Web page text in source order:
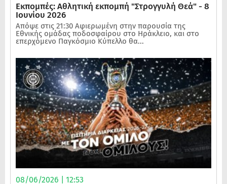
Εκπομπές: Αθλητική εκπομπή "Στρογγυλή Θεά" - 8
Ιουνίου 2026
Απόψε στις 21:30 Αφιερωμένη στην παρουσία της
Εθνικής ομάδας ποδοσφαίρου στο Ηράκλειο, και στο
επερχόμενο Παγκόσμιο Κύπελλο θα...
08/06/2026 | 12:53